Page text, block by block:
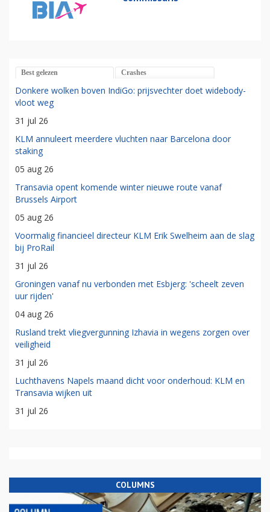
Best gelezen Crashes
Donkere wolken boven IndiGo: prijsvechter doet widebody-
vloot weg
31 jul 26
KLM annuleert meerdere vluchten naar Barcelona door
staking
05 aug 26
Transavia opent komende winter nieuwe route vanaf
Brussels Airport
05 aug 26
Voormalig financieel directeur KLM Erik Swelheim aan de slag
bij ProRail
31 jul 26
Groningen vanaf nu verbonden met Esbjerg: 'scheelt zeven
uur rijden'
04 aug 26
Rusland trekt vliegvergunning Izhavia in wegens zorgen over
veiligheid
31 jul 26
Luchthavens Napels maand dicht voor onderhoud: KLM en
Transavia wijken uit
31 jul 26
COLUMNS